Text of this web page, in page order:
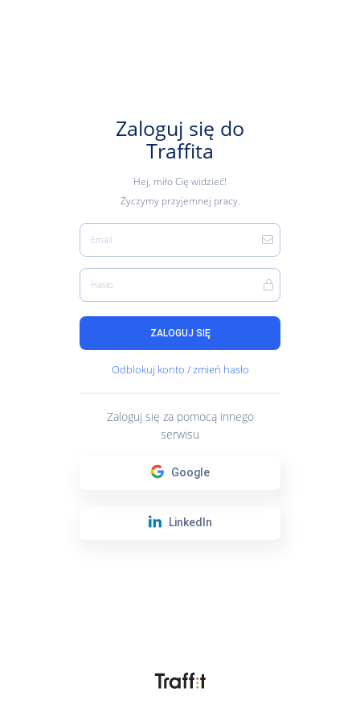
Zaloguj się do
Traffita
Hej, miło Cię widzieć!
Życzymy przyjemnej pracy.
Email
Hasło
ZALOGUJ SIĘ
Odblokuj konto / zmień hasło
Zaloguj się za pomocą innego
serwisu
Google
LinkedIn